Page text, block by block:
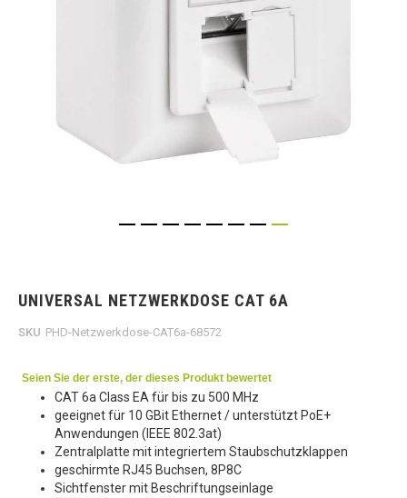
UNIVERSAL NETZWERKDOSE CAT 6A
SKU PHD-Netzwerkdose-CAT6a-68572
Seien Sie der erste, der dieses Produkt bewertet
CAT 6a Class EA für bis zu 500 MHz
geeignet für 10 GBit Ethernet / unterstützt PoE+
Anwendungen (IEEE 802.3at)
Zentralplatte mit integriertem Staubschutzklappen
geschirmte RJ45 Buchsen, 8P8C
Sichtfenster mit Beschriftungseinlage
beginning
the
gallery